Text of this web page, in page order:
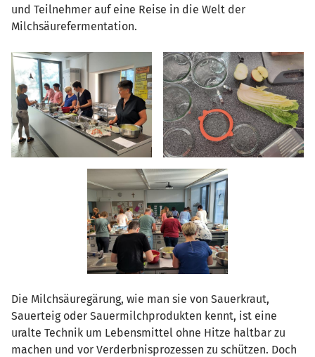
und Teilnehmer auf eine Reise in die Welt der
Milchsäurefermentation.
Die Milchsäuregärung, wie man sie von Sauerkraut,
Sauerteig oder Sauermilchprodukten kennt, ist eine
uralte Technik um Lebensmittel ohne Hitze haltbar zu
machen und vor Verderbnisprozessen zu schützen. Doch